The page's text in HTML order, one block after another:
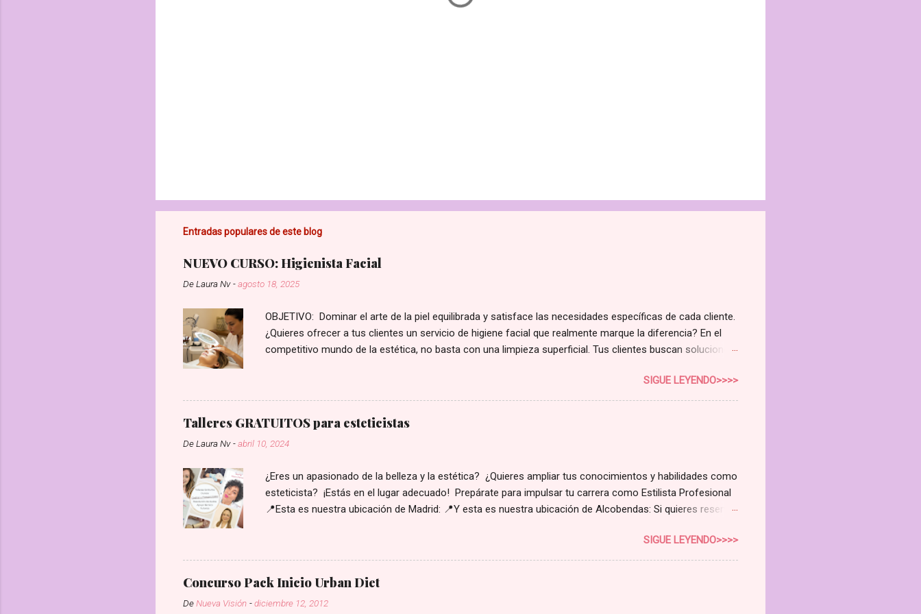
Entradas populares de este blog
NUEVO CURSO: Higienista Facial
DeLaura Nv -agosto 18, 2025
OBJETIVO: Dominar el arte de la piel equilibrada y satisface las necesidades específicas de cada cliente.
¿Quieres ofrecer a tus clientes un servicio de higiene facial que realmente marque la diferencia? En el
competitivo mundo de la estética, no basta con una limpieza superficial. Tus clientes buscan soluciones
Profesional , te convertirás en la experta que tus clientes necesitan, aumentando la rentabilidad de tu
negocio y la fidelización de tu clientela. ¿Qué aprenderás en este curso? Este no es solo un curso; es
una guía completa para perfeccionar tus protocolos y elevar tu cabina a un nuevo nivel. Cubriremos todo
lo que necesitas para ofrecer tratamientos de higiene premium: Diagnóstico Avanzado Aprende a
identificar y tratar alteraciones comunes de la piel: Alteraciones de las glándulas sebáceas Alteraciones
SIGUE LEYENDO>>>>
Talleres GRATUITOS para esteticistas
DeLaura Nv -abril 10, 2024
¿Eres un apasionado de la belleza y la estética? ¿Quieres ampliar tus conocimientos y habilidades como
esteticista? ¡Estás en el lugar adecuado! Prepárate para impulsar tu carrera como Estilista Profesional
📍Esta es nuestra ubicación de Madrid: 📍Y esta es nuestra ubicación de Alcobendas: Si quieres reservar
SIGUE LEYENDO>>>>
Concurso Pack Inicio Urban Diet
DeNueva Visión -diciembre 12, 2012